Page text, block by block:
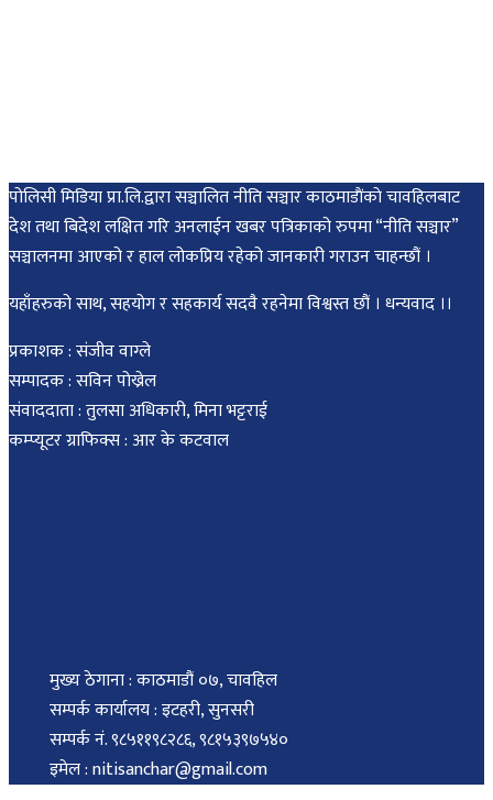
पोलिसी मिडिया प्रा.लि.द्वारा सञ्चालित नीति सञ्चार काठमाडाैंकाे चावहिलबाट
देश तथा बिदेश लक्षित गरि अनलाईन खबर पत्रिकाको रुपमा “नीति सञ्चार”
सञ्चालनमा आएको र हाल लोकप्रिय रहेको जानकारी गराउन चाहन्छौं ।
यहाँहरुको साथ, सहयोग र सहकार्य सदवै रहनेमा विश्वस्त छौं । धन्यवाद ।।
प्रकाशक : संजीव वाग्ले
सम्पादक : सविन पोख्रेल
संवाददाता : तुलसा अधिकारी, मिना भट्टराई
कम्प्यूटर ग्राफिक्स : आर के कटवाल
मुख्य ठेगाना : काठमाडौं ०७, चावहिल
सम्पर्क कार्यालय : इटहरी, सुनसरी
सम्पर्क नं. ९८५११९८२८६, ९८१५३९७५४०
इमेल : nitisanchar@gmail.com